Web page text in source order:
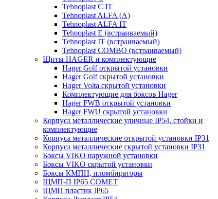
Tehnoplast C IT
Tehnoplast ALFA (А)
Tehnoplast ALFA IT
Tehnoplast E (встраиваемый)
Tehnoplast IT (встраиваемый)
Tehnoplast COMBO (встраиваемый)
Щиты HAGER и комплектующие
Hager Golf открытой установки
Hager Golf скрытой установки
Hager Volta скрытой установки
Комплектующие для боксов Hager
Hager FWB открытой установки
Hager FWU скрытой установки
Корпуса металлические уличные IP54, стойки и
комплектующие
Корпуса металлические открытой установки IP31
Корпуса металлические скрытой установки IP31
Боксы VIKO наружной установки
Боксы VIKO скрытой установки
Боксы КМПН, пломбираторы
ЩМП-П IP65 COMET
ЩМП пластик IP65